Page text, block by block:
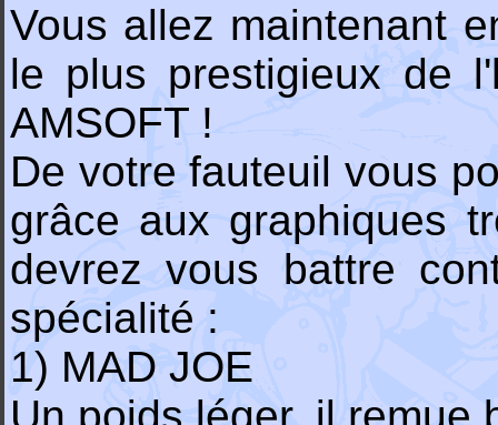
Vous allez maintenant
le plus prestigieux de
AMSOFT !
De votre fauteuil vous
grâce aux graphiques
devrez vous battre
spécialité :
1) MAD JOE